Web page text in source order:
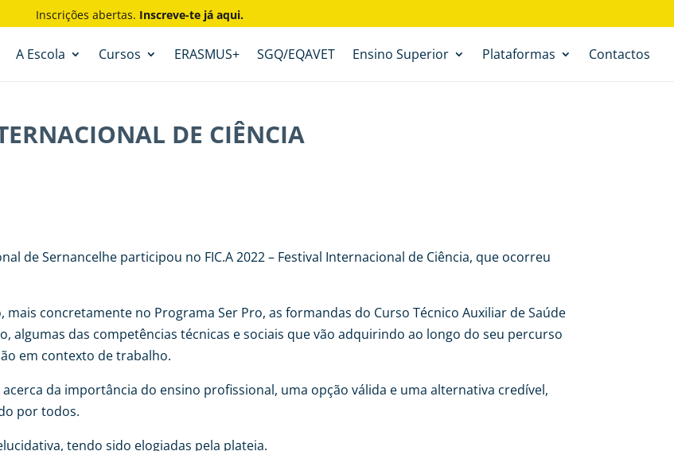
Inscrições abertas. Inscreve-te já aqui.
A Escola Cursos ERASMUS+ SGQ/EQAVET Ensino Superior Plataformas Contactos
DE CIÊNCIA
de Sernancelhe participou no FIC.A 2022 – Festival Internacional de Ciência, que ocorreu
concretamente no Programa Ser Pro, as formandas do Curso Técnico Auxiliar de Saúde
algumas das competências técnicas e sociais que vão adquirindo ao longo do seu percurso
em contexto de trabalho.
da importância do ensino profissional, uma opção válida e uma alternativa credível,
por todos.
tendo sido elogiadas pela plateia.